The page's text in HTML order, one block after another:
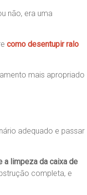
não, era uma
como desentupir ralo
mais apropriado
adequado e passar
a limpeza da caixa de
completa, e